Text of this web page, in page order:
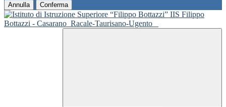
Annulla Conferma
IIS Filippo
Bottazzi - Casarano Racale-Taurisano-Ugento